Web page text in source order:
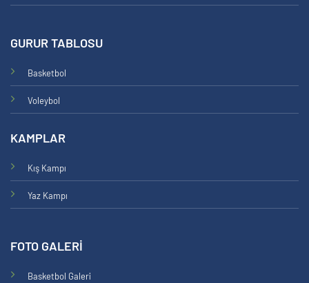
GURUR TABLOSU
Basketbol
Voleybol
KAMPLAR
Kış Kampı
Yaz Kampı
FOTO GALERİ
Basketbol Galeri